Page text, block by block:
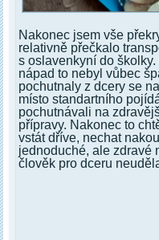
Nakonec jsem vše
relativně přečkalo
s oslavenkyní do
nápad to nebyl vůbec
pochutnaly z dcery se
místo standartního
pochutnávali na
přípravy. Nakonec to
vstát dříve, nechat
jednoduché, ale zdravé
člověk pro dceru